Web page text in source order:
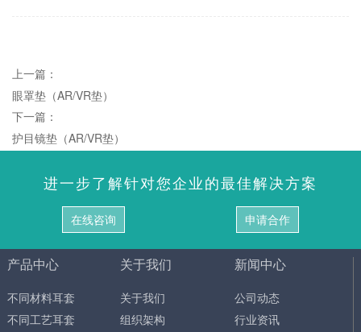
上一篇：
眼罩垫（AR/VR垫）
下一篇：
护目镜垫（AR/VR垫）
进一步了解针对您企业的最佳解决方案
在线咨询 申请合作
产品中心
不同材料耳套
不同工艺耳套
关于我们
关于我们
组织架构
新闻中心
公司动态
行业资讯